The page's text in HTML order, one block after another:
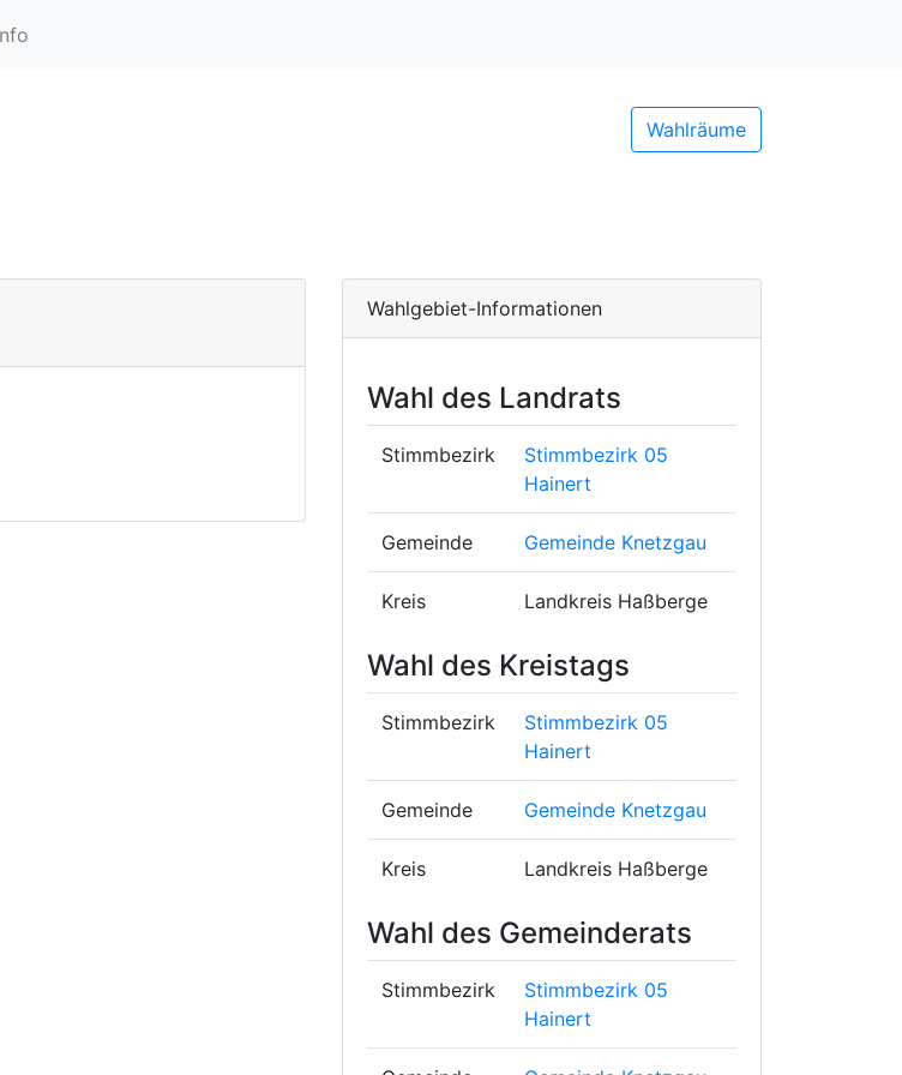
Wahlräume
Wahlgebiet-Informationen
Wahl des Landrats
Stimmbezirk
Stimmbezirk 05
Hainert
Gemeinde Gemeinde Knetzgau
Kreis Landkreis Haßberge
Wahl des Kreistags
Stimmbezirk
Stimmbezirk 05
Hainert
Gemeinde Gemeinde Knetzgau
Kreis Landkreis Haßberge
Wahl des Gemeinderats
Stimmbezirk
Stimmbezirk 05
Hainert